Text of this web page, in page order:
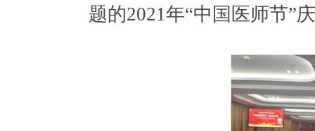
题的2021年“中国医师节”